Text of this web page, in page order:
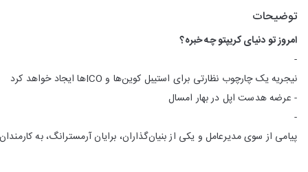
توضیحات
امروز تو دنیای کریپتو چه خبره؟
-
نیجریه یک چارچوب نظارتی برای استیبل کوین‌ها و ICOها ایجاد خواهد کرد
- عرضه هدست اپل در بهار امسال
-
پیامی از سوی مدیرعامل و یکی از بنیان‌گذاران، برایان آرمسترانگ، به